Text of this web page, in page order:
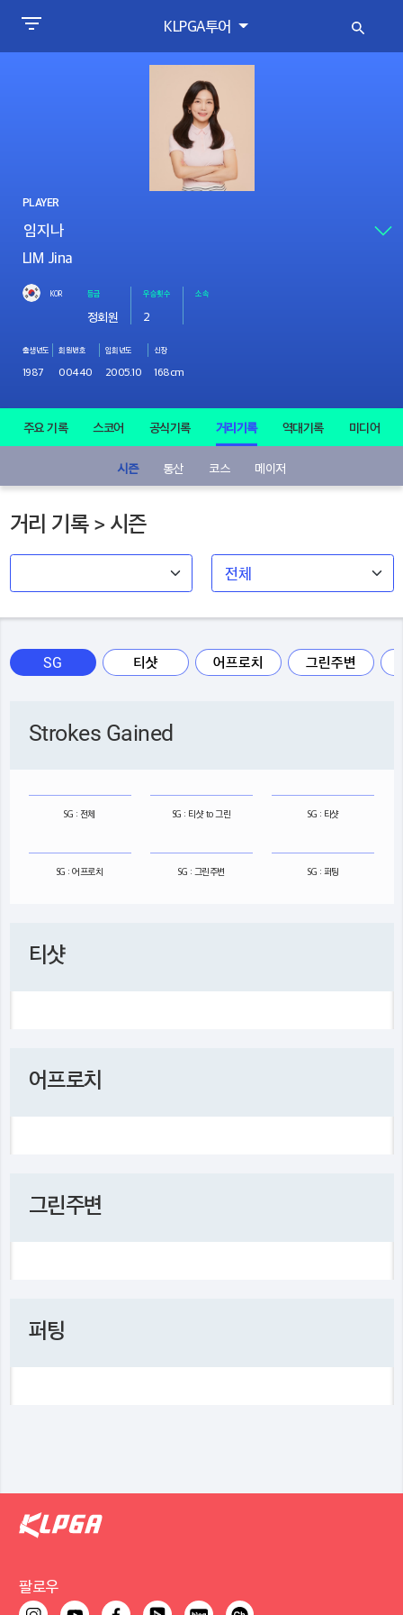
KLPGA투어
PLAYER
LIM Jina
KOR 등급
정회원
우승횟수
2
소속
출생년도
1987
회원번호
00440
입회년도
2005.10
신장
168cm
주요 기록 스코어 공식기록 거리기록 역대기록 미디어
시즌 통산 코스 메이저
거리 기록 > 시즌
SG 티샷 어프로치 그린주변
Strokes Gained
SG : 전체 SG : 티샷 to 그린 SG : 티샷
SG : 어프로치 SG : 그린주변 SG : 퍼팅
티샷
어프로치
그린주변
퍼팅
팔로우